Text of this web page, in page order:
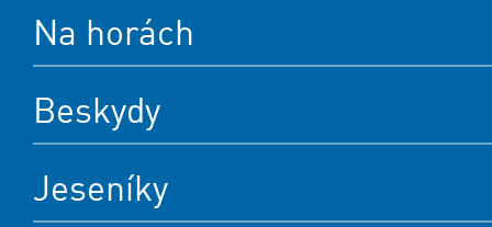
Na horách
Beskydy
Jeseníky